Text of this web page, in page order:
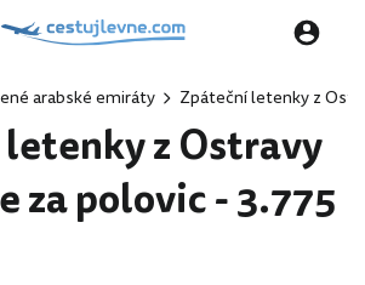
arabské emiráty Zpáteční letenky z
z Ostravy
za polovic - 3.775